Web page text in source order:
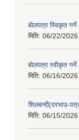
बाेलपत्र स्विकृत
मिति: 06/22/
बोलपत्र स्वीकृत
मिति: 06/16/
शिलबन्दी(दरभाउ-
मिति: 06/15/